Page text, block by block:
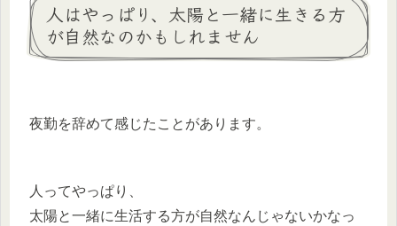
人はやっぱり、太陽と一緒に生きる方
が自然なのかもしれません
夜勤を辞めて感じたことがあります。
人ってやっぱり、
太陽と一緒に生活する方が自然なんじゃないかなっ